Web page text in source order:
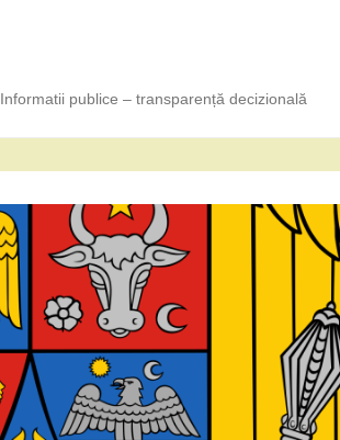
Informatii publice – transparență decizională